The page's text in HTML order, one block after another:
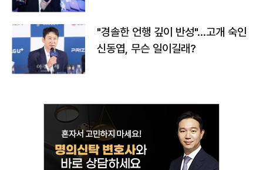
"경솔한 언행 깊이 반성"…고개 숙인
신동엽, 무슨 일이길래?